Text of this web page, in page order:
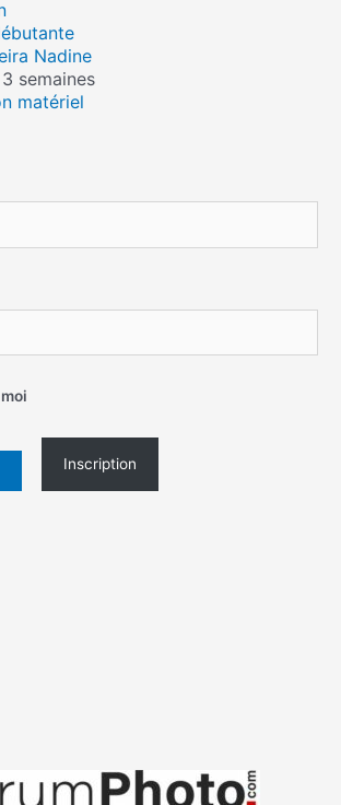
Nadine
semaines
matériel
Inscription